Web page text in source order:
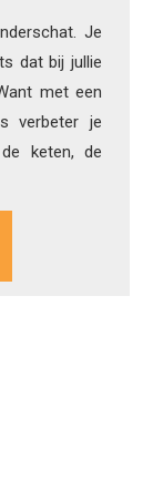
Je
dat bij jullie
met een
verbeter je
keten, de